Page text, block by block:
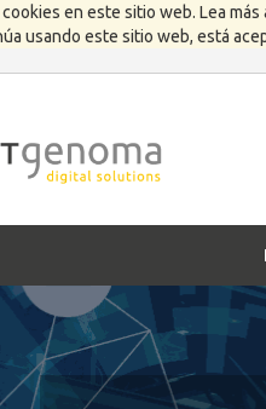
cookies en este sitio web. Lea
usando este sitio web, está